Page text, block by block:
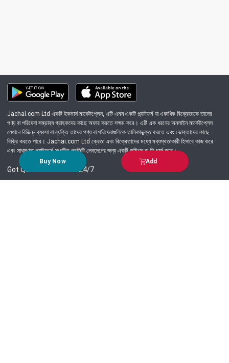
Buy Now Add
Jachai.com Ltd একটি ইকমার্স মার্কেটপ্লেস, এটি এমন একটি প্ল্যাটফর্ম যা একাধিক বিক্রেতাকে তাদের
পণ্য বা পরিষেবা সম্ভাব্য গ্রাহকদের কাছে অফার করতে সক্ষম করে। এটি এক ধরনের অনলাইন মার্কেটপ্লেস
যেখানে বিভিন্ন ব্যবসা বা ব্যক্তি তাদের পণ্য বা পরিষেবাগুলিকে তালিকাভুক্ত করতে এবং ভোক্তাদের কাছে
বিক্রি করতে পারে। Jachai.com Ltd ক্রেতা এবং বিক্রেতাদের মধ্যে মধ্যস্থতাকারী হিসাবে কাজ করে
এবং সাধারণত প্ল্যাটফর্মে সংঘটিত প্রতিটি লেনদেনের জন্য একটি কমিশন বা ফি চার্জ করে।
Got Question? Call us 24/7